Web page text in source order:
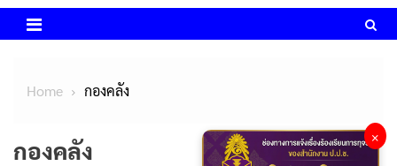
Home กองคลัง
กองคลัง ×